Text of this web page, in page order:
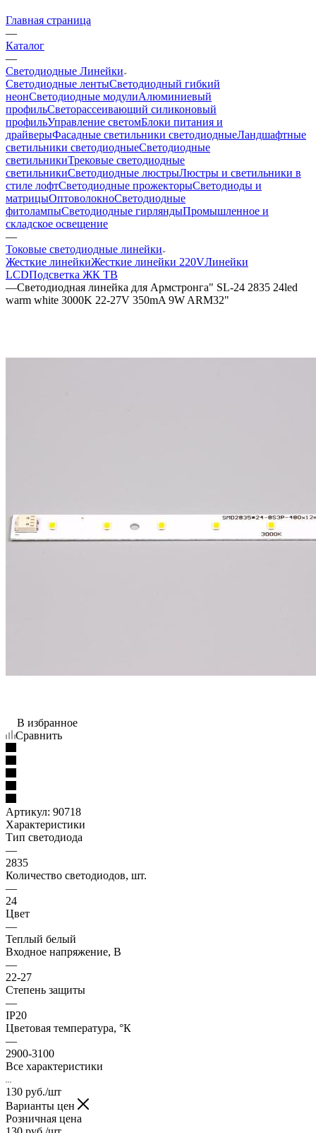
Главная страница
—
Каталог
—
Светодиодные Линейки
Светодиодные лентыСветодиодный гибкий
неонСветодиодные модулиАлюминиевый
профильСветорассеивающий силиконовый
профильУправление светомБлоки питания и
драйверыФасадные светильники светодиодныеЛандшафтные
светильники светодиодныеСветодиодные
светильникиТрековые светодиодные
светильникиСветодиодные люстрыЛюстры и светильники в
стиле лофтСветодиодные прожекторыСветодиоды и
матрицыОптоволокноСветодиодные
фитолампыСветодиодные гирляндыПромышленное и
складское освещение
—
Токовые светодиодные линейки
Жесткие линейкиЖесткие линейки 220VЛинейки
LCDПодсветка ЖК ТВ
—Светодиодная линейка для Армстронга" SL-24 2835 24led
warm white 3000K 22-27V 350mA 9W ARM32"
В избранное
Сравнить
Артикул: 90718
Характеристики
Тип светодиода
—
2835
Количество светодиодов, шт.
—
24
Цвет
—
Теплый белый
Входное напряжение, В
—
22-27
Степень защиты
—
IP20
Цветовая температура, °К
—
2900-3100
Все характеристики
130 руб./шт
Варианты цен
Розничная цена